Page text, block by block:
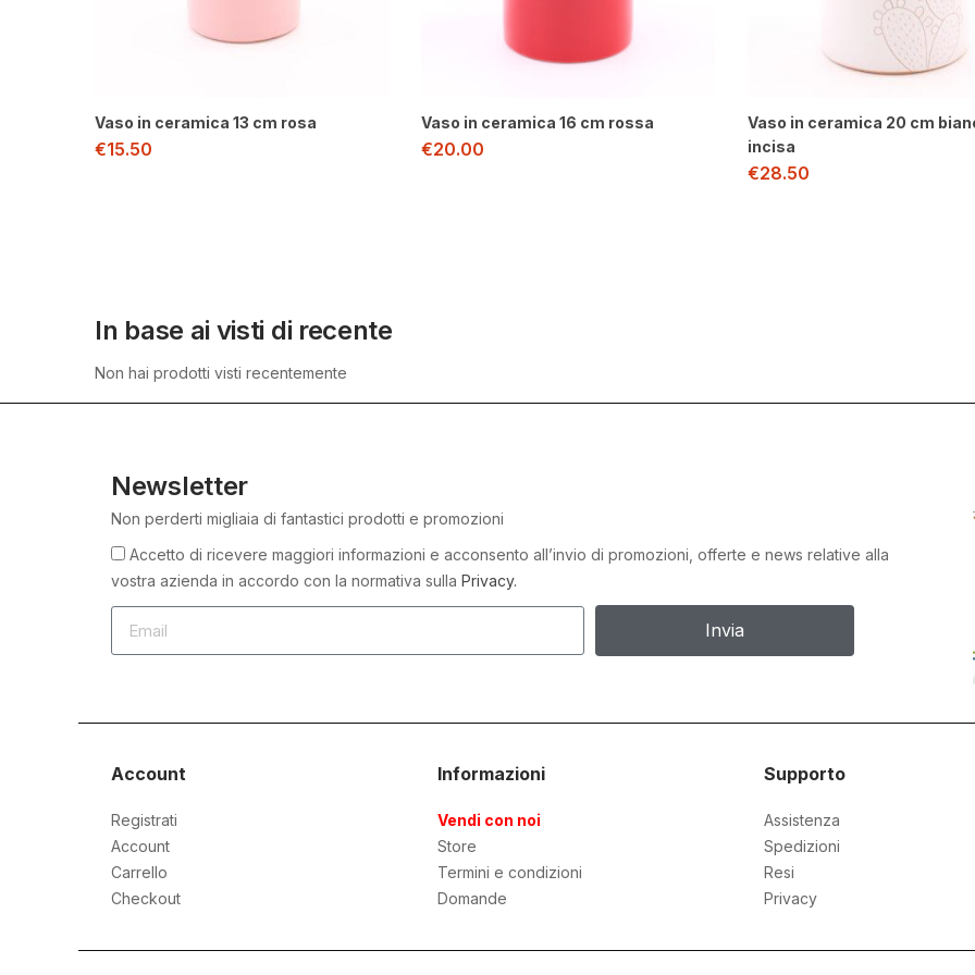
Vaso in ceramica 13 cm rosa
€15.50
Vaso in ceramica 16 cm rossa
€20.00
Vaso in ceramica 20 cm
incisa
€28.50
In base ai visti di recente
Non hai prodotti visti recentemente
Newsletter
Non perderti migliaia di fantastici prodotti e promozioni
Accetto di ricevere maggiori informazioni e acconsento all’invio di promozioni, offerte e news relative alla
vostra azienda in accordo con la normativa sulla Privacy.
Invia
Account
Registrati
Account
Carrello
Checkout
Informazioni
Vendi con noi
Store
Termini e condizioni
Domande
Supporto
Assistenza
Spedizioni
Resi
Privacy